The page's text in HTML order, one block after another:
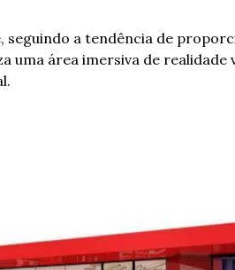
seguindo a tendência de
uma área imersiva de realidade